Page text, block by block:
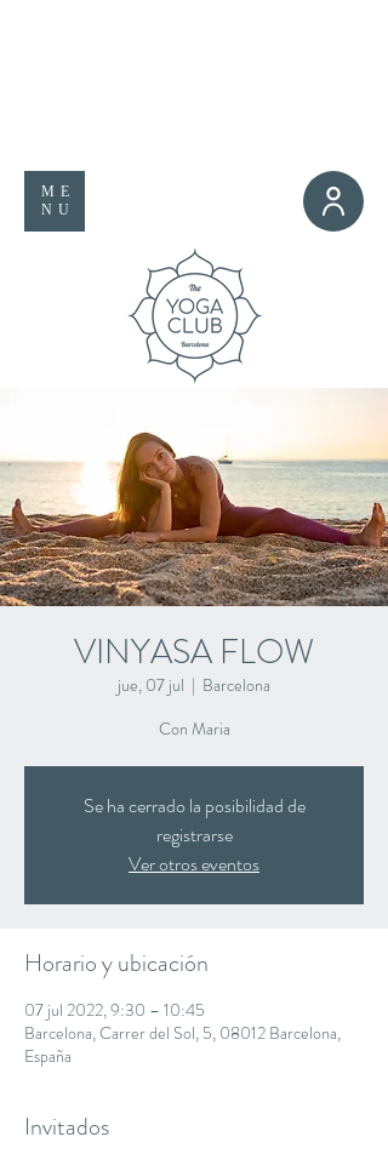
ME
NU
VINYASA FLOW
jue, 07 jul
  |
Barcelona
Con Maria
Se ha cerrado la posibilidad de
registrarse
Ver otros eventos
Horario y ubicación
07 jul 2022, 9:30 – 10:45
Barcelona, Carrer del Sol, 5, 08012 Barcelona,
España
Invitados